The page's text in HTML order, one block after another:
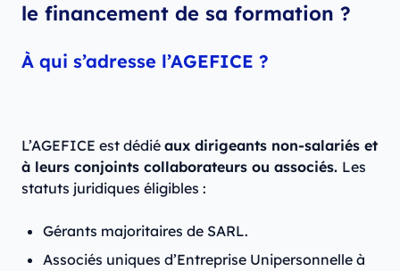
le financement de sa formation ?
À qui s’adresse l’AGEFICE ?
L’AGEFICE est dédié aux dirigeants non-salariés et
à leurs conjoints collaborateurs ou associés. Les
statuts juridiques éligibles :
Gérants majoritaires de SARL.
Associés uniques d’Entreprise Unipersonnelle à